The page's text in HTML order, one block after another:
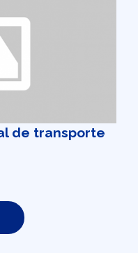
de transporte